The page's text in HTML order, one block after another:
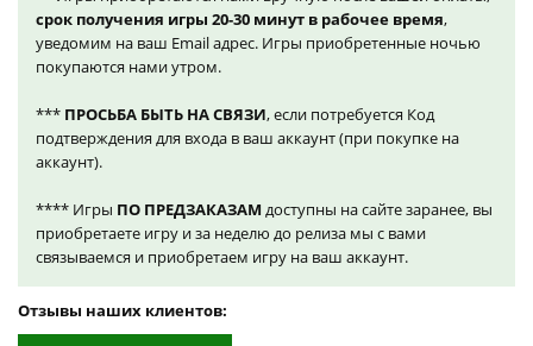
срок получения игры 20-30 минут в рабочее время,
уведомим на ваш Email адрес. Игры приобретенные ночью
покупаются нами утром.
*** ПРОСЬБА БЫТЬ НА СВЯЗИ, если потребуется Код
подтверждения для входа в ваш аккаунт (при покупке на
аккаунт).
**** Игры ПО ПРЕДЗАКАЗАМ доступны на сайте заранее, вы
приобретаете игру и за неделю до релиза мы с вами
связываемся и приобретаем игру на ваш аккаунт.
Отзывы наших клиентов: